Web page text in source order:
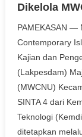
Dikelola
PAMEKASAN —
Contemporary
Kajian dan
(Lakpesdam)
(MWCNU)
SINTA 4 dari
Teknologi
ditetapkan